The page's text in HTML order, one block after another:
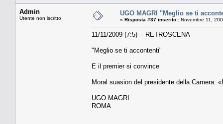
Admin
Utente non iscritto
UGO MAGRI "Meglio se ti
« Risposta #37 inserito:: Novembre 11,
11/11/2009 (7:5) - RETROSCENA
"Meglio se ti accontenti"
E il premier si convince
Moral suasion del presidente della Camera:
UGO MAGRI
ROMA